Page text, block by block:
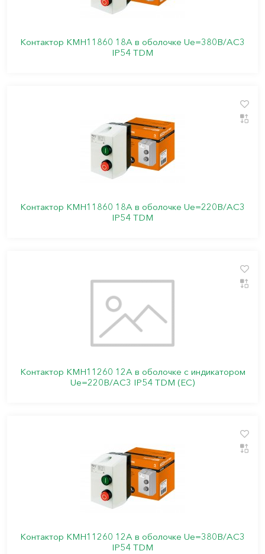
Контактор КМН11860 18А в оболочке Ue=380В/АС3
IP54 TDM
Контактор КМН11860 18А в оболочке Ue=220В/АС3
IP54 TDM
Контактор КМН11260 12А в оболочке с индикатором
Ue=220В/АС3 IP54 TDM (ЕС)
Контактор КМН11260 12А в оболочке Ue=380В/АС3
IP54 TDM